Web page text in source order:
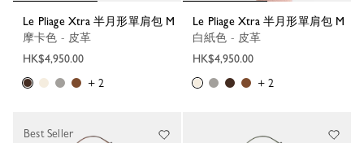
Le Pliage Xtra 半月形單肩包 M
摩卡色 - 皮革
HK$4,950.00
+ 2
Le Pliage Xtra 半月形單肩包 M
白紙色 - 皮革
HK$4,950.00
+ 2
Best Seller